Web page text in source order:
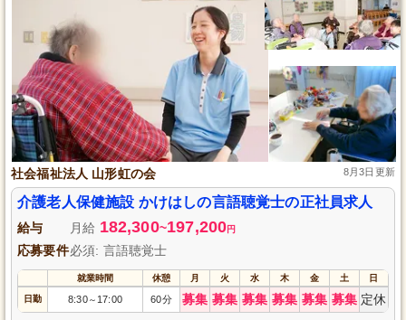
社会福祉法人 山形虹の会 8月3日更新
介護老人保健施設 かけはしの言語聴覚士の正社員求人
給与 月給 182,300~197,200円
応募要件必須: 言語聴覚士
就業時間 休憩 月 火 水 木 金 土 日
日勤 8:30～ 17:00 60分 募集 募集 募集 募集 募集 募集 定休